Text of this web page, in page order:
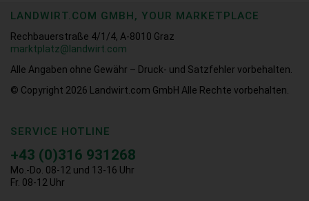
LANDWIRT.COM GMBH, YOUR MARKETPLACE
Rechbauerstraße 4/1/4, A-8010 Graz
marktplatz@landwirt.com
Alle Angaben ohne Gewähr – Druck- und Satzfehler vorbehalten.
© Copyright 2026
Landwirt.com GmbH Alle Rechte vorbehalten.
SERVICE HOTLINE
+43 (0)316 931268
Mo.-Do. 08-12 und 13-16 Uhr
Fr. 08-12 Uhr